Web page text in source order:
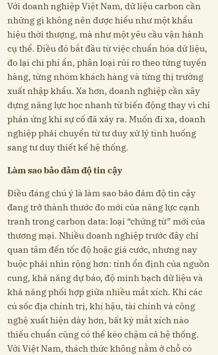
Với doanh nghiệp Việt Nam, dữ liệu carbon cần
những gì không nên được hiểu như một khẩu
hiệu thời thượng, mà như một yêu cầu vận hành
cụ thể. Điều đó bắt đầu từ việc chuẩn hóa dữ liệu,
đo lại chi phí ẩn, phân loại rủi ro theo từng tuyến
hàng, từng nhóm khách hàng và từng thị trường
xuất nhập khẩu. Xa hơn, doanh nghiệp cần xây
dựng năng lực học nhanh từ biến động thay vì chỉ
phản ứng khi sự cố đã xảy ra. Muốn đi xa, doanh
nghiệp phải chuyển từ tư duy xử lý tình huống
sang tư duy thiết kế hệ thống.
Làm sao bảo đảm độ tin cậy
Điều đáng chú ý là làm sao bảo đảm độ tin cậy
đang trở thành thước đo mới của năng lực cạnh
tranh trong carbon data: loại “chứng từ” mới của
thương mại. Nhiều doanh nghiệp trước đây chỉ
quan tâm đến tốc độ hoặc giá cước, nhưng nay
buộc phải nhìn rộng hơn: tính ổn định của nguồn
cung, khả năng dự báo, độ minh bạch dữ liệu và
khả năng phối hợp giữa nhiều mắt xích. Khi các
cú sốc địa chính trị, khí hậu, tài chính và công
nghệ xuất hiện dày hơn, bất kỳ mắt xích nào
thiếu chuẩn cũng có thể kéo chậm cả hệ thống.
Với Việt Nam, thách thức không nằm ở chỗ có